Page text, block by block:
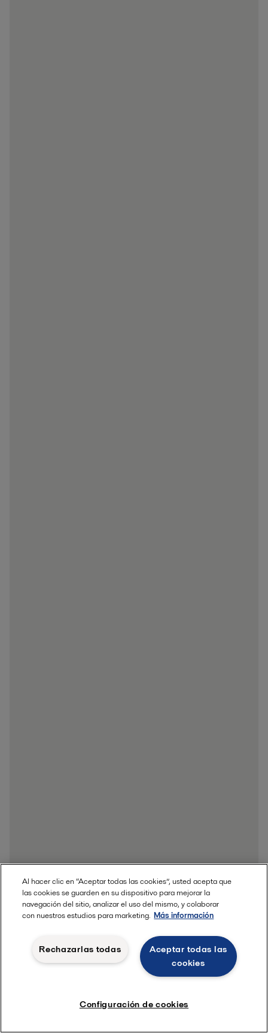
Al hacer clic en “Aceptar todas las cookies”, usted acepta que
las cookies se guarden en su dispositivo para mejorar la
navegación del sitio, analizar el uso del mismo, y colaborar
con nuestros estudios para marketing. Más información
Aceptar todas las
cookies
Rechazarlas todas
Configuración de cookies